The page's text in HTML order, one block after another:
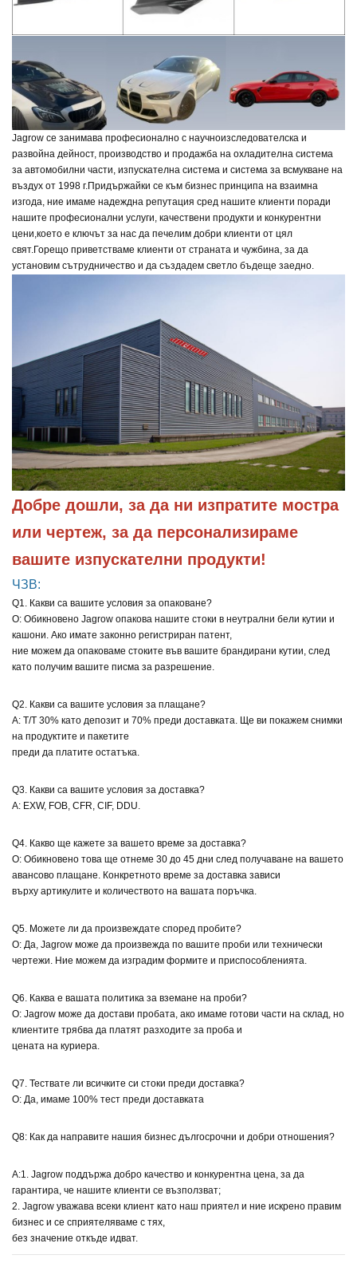
Jagrow се занимава професионално с научноизследователска и
развойна дейност, производство и продажба на охладителна система
за автомобилни части, изпускателна система и система за всмукване на
въздух от 1998 г.Придържайки се към бизнес принципа на взаимна
изгода, ние имаме надеждна репутация сред нашите клиенти поради
нашите професионални услуги, качествени продукти и конкурентни
цени,което е ключът за нас да печелим добри клиенти от цял
свят.Горещо приветстваме клиенти от страната и чужбина, за да
установим сътрудничество и да създадем светло бъдеще заедно.
Добре дошли, за да ни изпратите мостра
или чертеж, за да персонализираме
вашите изпускателни продукти!
ЧЗВ:
Q1. Какви са вашите условия за опаковане?
О: Обикновено Jagrow опакова нашите стоки в неутрални бели кутии и
кашони. Ако имате законно регистриран патент,
ние можем да опаковаме стоките във вашите брандирани кутии, след
като получим вашите писма за разрешение.
Q2. Какви са вашите условия за плащане?
A: T/T 30% като депозит и 70% преди доставката. Ще ви покажем снимки
на продуктите и пакетите
преди да платите остатъка.
Q3. Какви са вашите условия за доставка?
A: EXW, FOB, CFR, CIF, DDU.
Q4. Какво ще кажете за вашето време за доставка?
О: Обикновено това ще отнеме 30 до 45 дни след получаване на вашето
авансово плащане. Конкретното време за доставка зависи
върху артикулите и количеството на вашата поръчка.
Q5. Можете ли да произвеждате според пробите?
О: Да, Jagrow може да произвежда по вашите проби или технически
чертежи. Ние можем да изградим формите и приспособленията.
Q6. Каква е вашата политика за вземане на проби?
О: Jagrow може да достави пробата, ако имаме готови части на склад, но
клиентите трябва да платят разходите за проба и
цената на куриера.
Q7. Тествате ли всичките си стоки преди доставка?
О: Да, имаме 100% тест преди доставката
Q8: Как да направите нашия бизнес дългосрочни и добри отношения?
A:1. Jagrow поддържа добро качество и конкурентна цена, за да
гарантира, че нашите клиенти се възползват;
2. Jagrow уважава всеки клиент като наш приятел и ние искрено правим
бизнес и се сприятеляваме с тях,
без значение откъде идват.